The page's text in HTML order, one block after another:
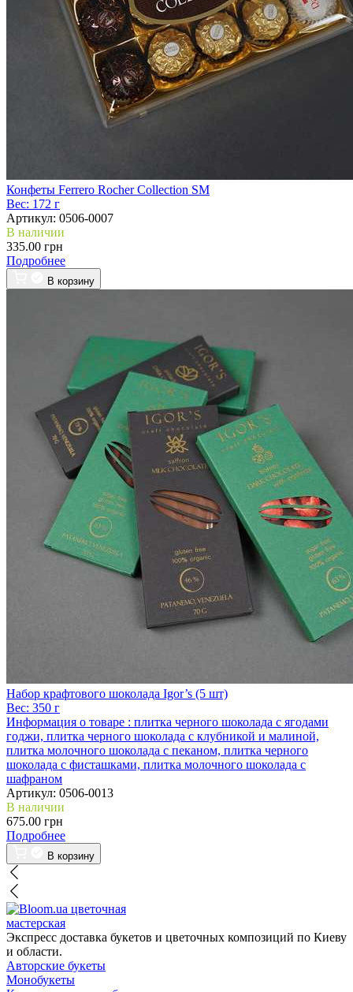
Конфеты Ferrero Rocher Collection SM
Вес: 172 г
Артикул: 0506-0007
В наличии
335.00 грн
Подробнее
В корзину
Набор крафтового шоколада Igor’s (5 шт)
Вес: 350 г
Информация о товаре : плитка черного шоколада с ягодами
годжи, плитка черного шоколада с клубникой и малиной,
плитка молочного шоколада с пеканом, плитка черного
шоколада с фисташками, плитка молочного шоколада с
шафраном
Артикул: 0506-0013
В наличии
675.00 грн
Подробнее
В корзину
цветочная
мастерская
Экспресс доставка букетов и цветочных композиций по Киеву
и области.
Авторские букеты
Монобукеты